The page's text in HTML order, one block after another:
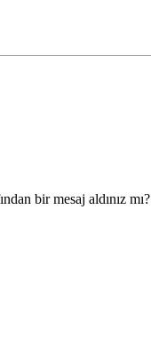
bir mesaj aldınız mı?